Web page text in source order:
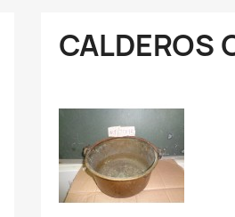
CALDEROS